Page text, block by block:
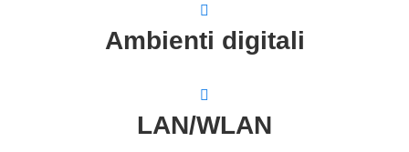
Ambienti digitali
LAN/WLAN